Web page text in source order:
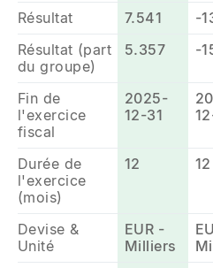
Résultat 7.541 -
Résultat (part
du groupe)
5.357 -
Fin de
l'exercice
fiscal
2025-
12-31
Durée de
l'exercice
(mois)
12 12
Devise &
Unité
EUR -
Milliers